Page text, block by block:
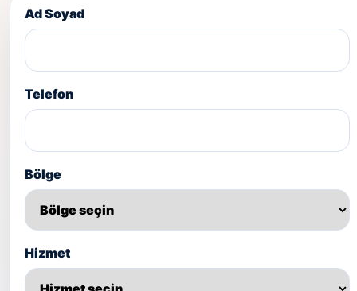
Ad Soyad
Telefon
Bölge
Hizmet